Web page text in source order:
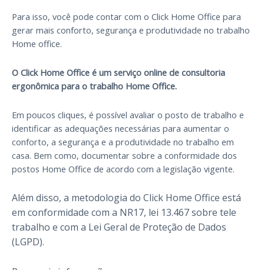
Para isso, você pode contar com o Click Home Office para
gerar mais conforto, segurança e produtividade no trabalho
Home office.
O Click Home Office é um serviço online de consultoria
ergonômica para o trabalho Home Office.
Em poucos cliques, é possível avaliar o posto de trabalho e
identificar as adequações necessárias para aumentar o
conforto, a segurança e a produtividade no trabalho em
casa. Bem como, documentar sobre a conformidade dos
postos Home Office de acordo com a legislação vigente.
Além disso, a metodologia do Click Home Office está
em conformidade com a NR17, lei 13.467 sobre tele
trabalho e com a Lei Geral de Proteção de Dados
(LGPD).